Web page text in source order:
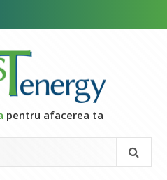
pentru afacerea ta